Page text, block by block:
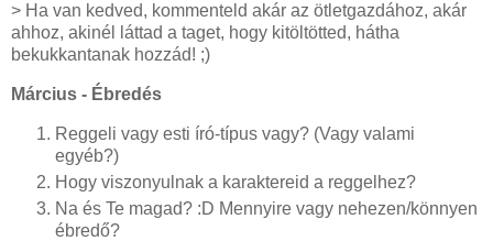
> Ha van kedved, kommenteld akár az ötletgazdához, akár
ahhoz, akinél láttad a taget, hogy kitöltötted, hátha
bekukkantanak hozzád! ;)
Március - Ébredés
Reggeli vagy esti író-típus vagy? (Vagy valami
egyéb?)
Hogy viszonyulnak a karaktereid a reggelhez?
Na és Te magad? :D Mennyire vagy nehezen/könnyen
ébredő?